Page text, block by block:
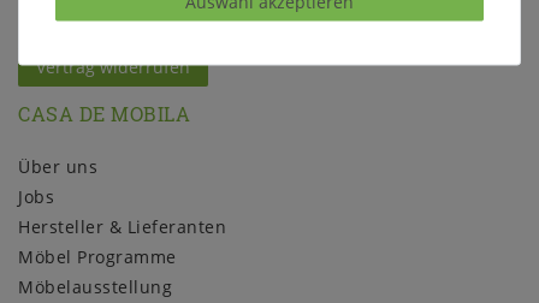
Vertrag widerrufen
CASA DE MOBILA
Über uns
Jobs
Hersteller & Lieferanten
Möbel Programme
Möbelausstellung